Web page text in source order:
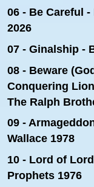
06 - Be Careful
2026
07 - Ginalship -
08 - Beware
Conquering
The Ralph
09 -
Wallace 1978
10 - Lord of
Prophets 1976